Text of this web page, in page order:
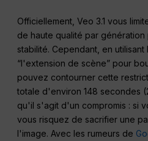
Officiellement, Veo 3.1 vous
de haute qualité par
stabilité. Cependant, en
“l'extension de scène” pour
pouvez contourner cette
totale d'environ 148 secondes
qu'il s'agit d'un compromis : si
vous risquez de sacrifier une
l'image. Avec les rumeurs de